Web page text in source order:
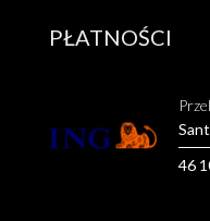
PŁATNOŚCI
46